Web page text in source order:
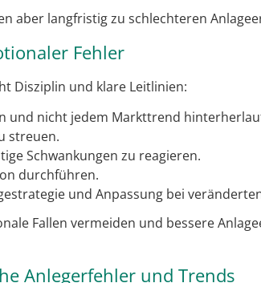
aber langfristig zu schlechteren
Fehler
Disziplin und klare Leitlinien:
und nicht jedem Markttrend
streuen.
Schwankungen zu reagieren.
durchführen.
und Anpassung bei
Fallen vermeiden und bessere
Anlegerfehler und Trends